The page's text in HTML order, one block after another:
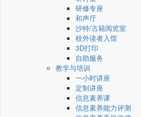
研修专座
和声厅
沙特/古籍阅览室
校外读者入馆
3D打印
自助服务
教学与培训
一小时讲座
定制讲座
信息素养课
信息素养能力评测